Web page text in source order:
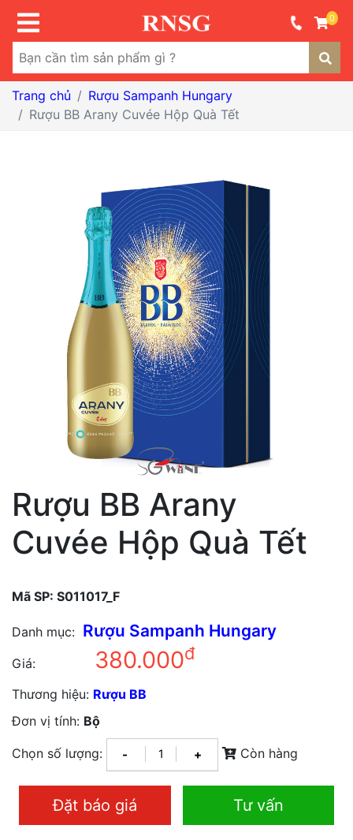
0
Trang chủ
Rượu Sampanh Hungary
Rượu BB Arany Cuvée Hộp Quà Tết
Rượu BB Arany
Cuvée Hộp Quà Tết
Mã SP: S011017_F
Danh mục: Rượu Sampanh Hungary
Giá: 380.000đ
Thương hiệu: Rượu BB
Đơn vị tính: Bộ
Chọn số lượng: - + Còn hàng
Đặt báo giá Tư vấn